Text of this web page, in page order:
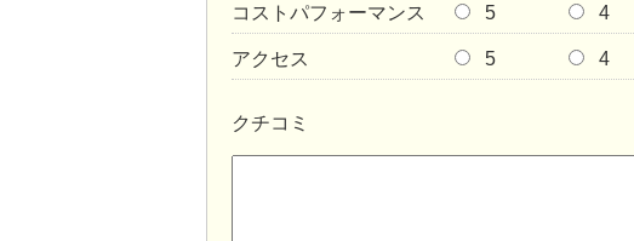
コストパフォーマンス 5 4
アクセス 5 4
クチコミ